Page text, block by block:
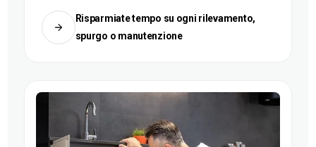
Risparmiate tempo su ogni rilevamento,
spurgo o manutenzione